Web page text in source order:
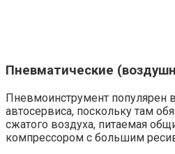
Пневматические
Пневмоинструмент популярен
автосервиса, поскольку там
сжатого воздуха, питаемая
компрессором с большим